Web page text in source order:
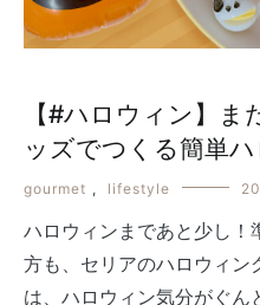
【#ハロウィン】
ッズでつくる簡単
gourmet , lifestyle
ハロウィンまであと少し
方も、セリアのハロウィン
は、ハロウィン気分がぐん